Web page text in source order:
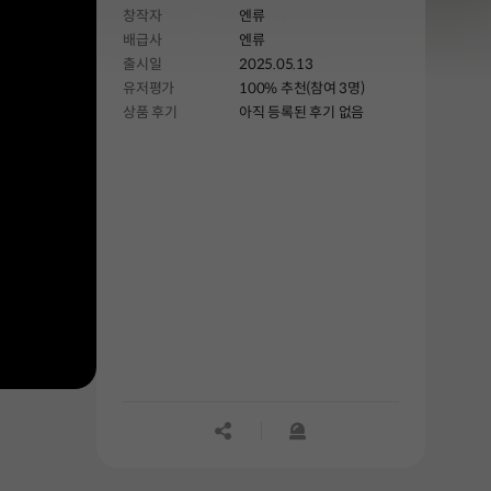
여행객에게 드래곤 처치를 부탁하게
되는데...
창작자
엔류
배급사
엔류
출시일
2025.05.13
유저평가
100% 추천(참여 3명)
상품 후기
아직 등록된 후기 없음
공유하기신고하기